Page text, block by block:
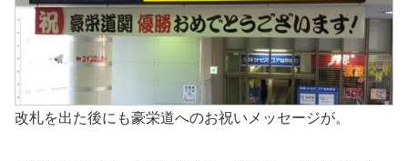
改札を出た後にも豪栄道へのお祝いメッセージが。